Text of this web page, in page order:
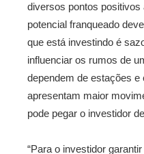
diversos pontos positivos
potencial franqueado
que está investindo é
influenciar os rumos de
dependem de estações e
apresentam maior
pode pegar o investidor
“Para o investidor